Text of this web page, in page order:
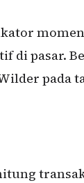
di pasar.
pada